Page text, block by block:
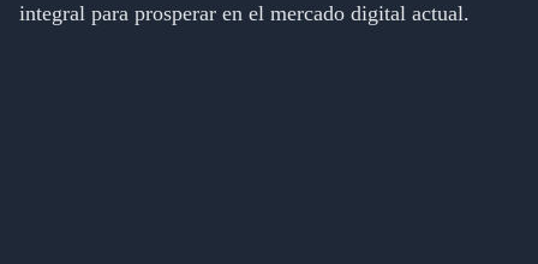
integral para prosperar en el mercado digital actual.